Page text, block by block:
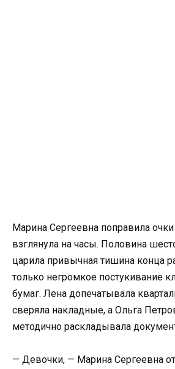
Марина Сергеевна поправила
взглянула на часы. Половина
царила привычная тишина конца
только негромкое постукивание
бумаг. Лена допечатывала
сверяла накладные, а Ольга
методично раскладывала
— Девочки, — Марина Сергеевна